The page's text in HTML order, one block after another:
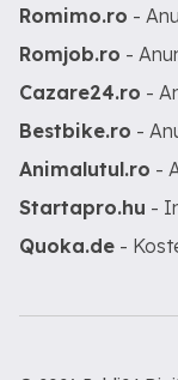
Romimo.ro -
Romjob.ro -
Cazare24.ro -
Bestbike.ro -
Animalutul.ro -
Startapro.hu -
Quoka.de -